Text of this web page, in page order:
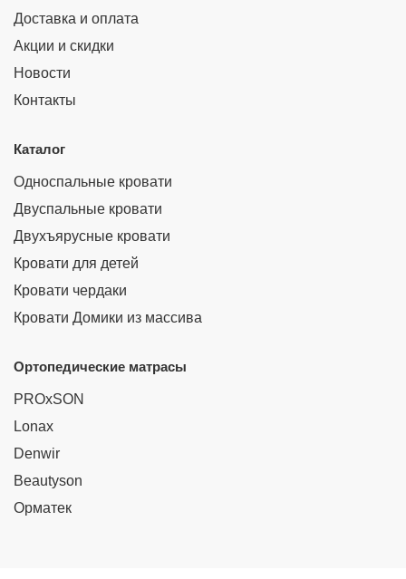
Доставка и оплата
Акции и скидки
Новости
Контакты
Каталог
Односпальные кровати
Двуспальные кровати
Двухъярусные кровати
Кровати для детей
Кровати чердаки
Кровати Домики из массива
Ортопедические матрасы
PROxSON
Lonax
Denwir
Beautyson
Орматек